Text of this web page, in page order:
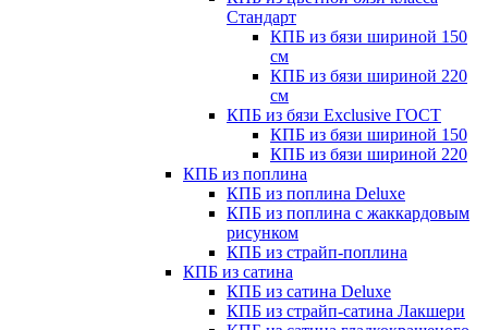
Стандарт
КПБ из бязи шириной 150
см
КПБ из бязи шириной 220
см
КПБ из бязи Exclusive ГОСТ
КПБ из бязи шириной 150
КПБ из бязи шириной 220
КПБ из поплина
КПБ из поплина Deluxe
КПБ из поплина с жаккардовым
рисунком
КПБ из страйп-поплина
КПБ из сатина
КПБ из сатина Deluxe
КПБ из страйп-сатина Лакшери